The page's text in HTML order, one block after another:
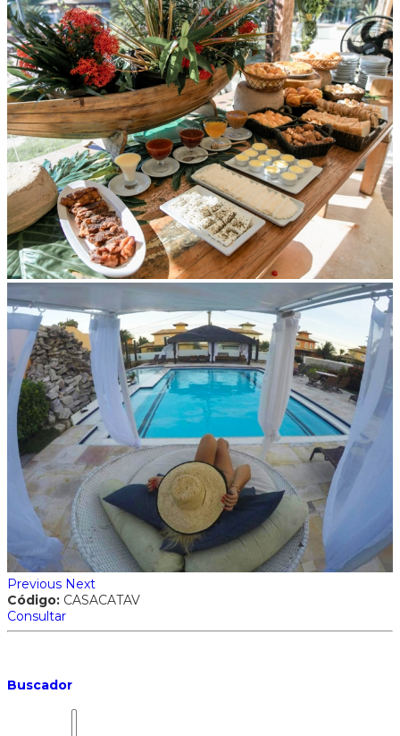
Previous Next
Código: CASACATAV
Consultar
Buscador